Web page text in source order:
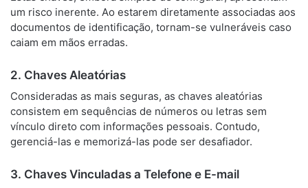
um risco inerente. Ao estarem diretamente associadas aos
documentos de identificação, tornam-se vulneráveis caso
caiam em mãos erradas.
2. Chaves Aleatórias
Consideradas as mais seguras, as chaves aleatórias
consistem em sequências de números ou letras sem
vínculo direto com informações pessoais. Contudo,
gerenciá-las e memorizá-las pode ser desafiador.
3. Chaves Vinculadas a Telefone e E-mail